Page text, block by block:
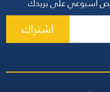
اشتراك